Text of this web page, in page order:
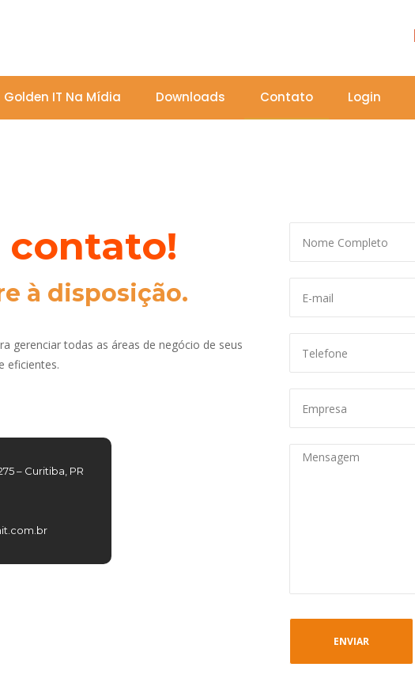
Golden IT Na Mídia Downloads Contato Login
contato!
à disposição.
gerenciar todas as áreas de negócio de seus
eficientes.
– Curitiba, PR